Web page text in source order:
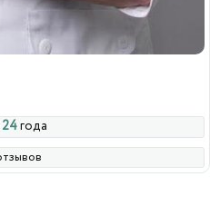
24года